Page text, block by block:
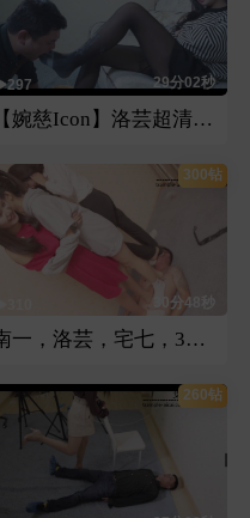
297 29分02秒
【婉慈Icon】洛芸超清牛奶黑丝
300钻
30分48秒
南一，洛芸，宅七，3人白袜运动鞋调教
260钻